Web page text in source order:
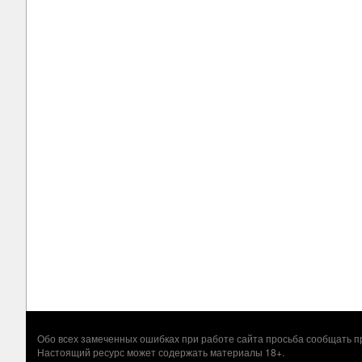
Обо всех замеченных ошибках при работе сайта просьба
Настоящий ресурс может содержать материалы 18+.